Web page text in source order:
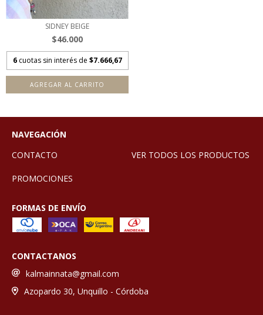
SIDNEY BEIGE
$46.000
6 cuotas sin interés de $7.666,67
AGREGAR AL CARRITO
NAVEGACIÓN
CONTACTO
VER TODOS LOS PRODUCTOS
PROMOCIONES
FORMAS DE ENVÍO
CONTACTANOS
kalmainnata@gmail.com
Azopardo 30, Unquillo - Córdoba